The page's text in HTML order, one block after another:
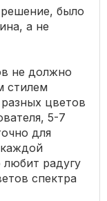
было
а не
не должно
стилем
цветов
5-7
для
радугу
спектра